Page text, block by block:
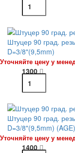
Штуцер 90 град.
D=3/8"(9,5mm)
Уточняйте цену у
1300
Штуцер 90 град.
D=3/8"(9,5mm) (AGE)
Уточняйте цену у
1400